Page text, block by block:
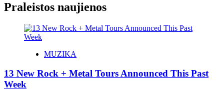
Praleistos naujienos
MUZIKA
13 New Rock + Metal Tours Announced This Past
Week